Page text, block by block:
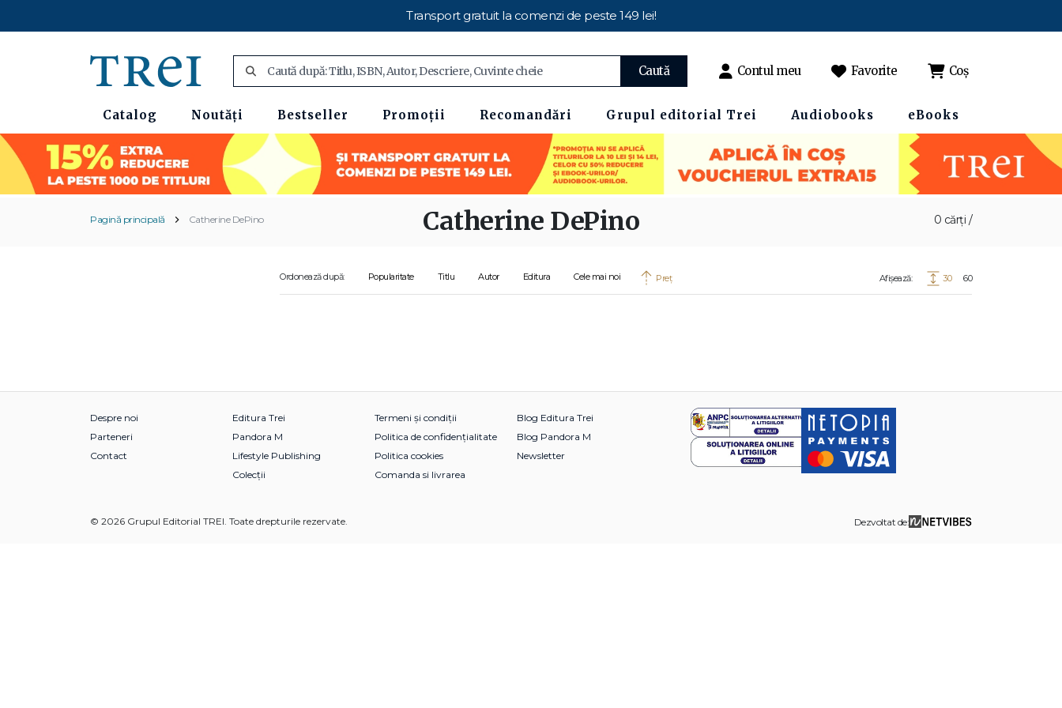
Transport gratuit la comenzi de peste 149 lei!
Caută Contul meu Favorite Coș
Catalog Noutăți Bestseller Promoții Recomandări Grupul editorial Trei Audiobooks eBooks
Pagină principală Catherine DePino 0 cărți /
Catherine DePino
Ordonează după: Popularitate Titlu Autor Editura Cele mai noi Preț Afișează: 30 60
Despre noi
Parteneri
Contact
Editura Trei
Pandora M
Lifestyle Publishing
Colecții
Termeni și condiții
Politica de confidențialitate
Politica cookies
Comanda si livrarea
Blog Editura Trei
Blog Pandora M
Newsletter
© 2026 Grupul Editorial TREI. Toate drepturile rezervate. Dezvoltat de: